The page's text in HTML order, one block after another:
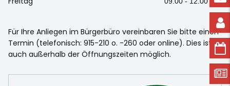
Für Ihre Anliegen im Bürgerbüro vereinbaren Sie bitte einen
Termin (telefonisch: 915-210 o. -260 oder online). Dies ist
auch außerhalb der Öffnungszeiten möglich.